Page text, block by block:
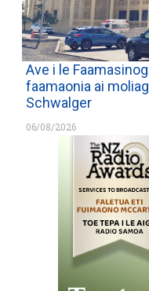
Ave i le
faamaonia ai
Schwalger
06/08/2026